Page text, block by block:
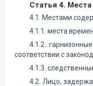
Статья 4.
4.1. Местами
4.1.1. места
4.1.2.
соответствии с
4.1.3.
4.2. Лицо,